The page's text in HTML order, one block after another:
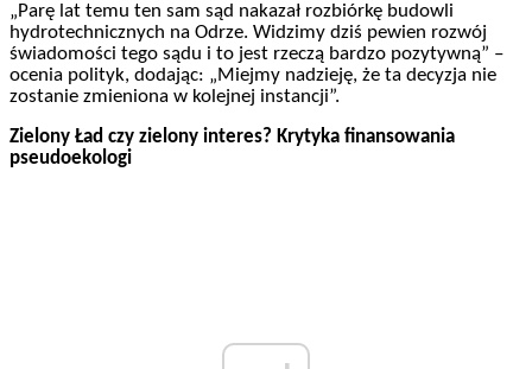
„Parę lat temu ten sam sąd nakazał rozbiórkę budowli
hydrotechnicznych na Odrze. Widzimy dziś pewien rozwój
świadomości tego sądu i to jest rzeczą bardzo pozytywną” –
ocenia polityk, dodając: „Miejmy nadzieję, że ta decyzja nie
zostanie zmieniona w kolejnej instancji”.
Zielony Ład czy zielony interes? Krytyka finansowania
pseudoekologi